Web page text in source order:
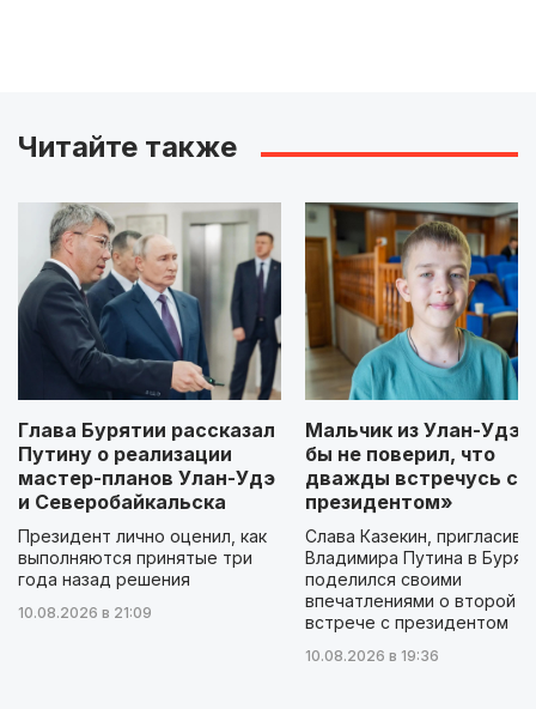
Читайте также
Глава Бурятии рассказал
Путину о реализации
мастер-планов Улан-Удэ
и Северобайкальска
Президент лично оценил, как
выполняются принятые три
года назад решения
10.08.2026 в 21:09
Мальчик из Улан-Удэ:
бы не поверил, что
дважды встречусь с
президентом»
Слава Казекин,
Владимира Путина в
поделился своими
впечатлениями о второй
встрече с президентом
10.08.2026 в 19:36